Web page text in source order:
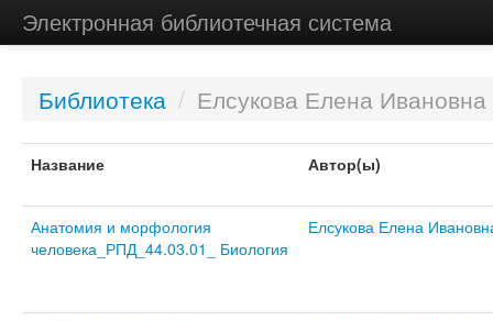
Электронная библиотечная система
Библиотека / Елсукова Елена Ивановна
Название Автор(ы)
Анатомия и морфология
человека_РПД_44.03.01_ Биология
Елсукова Елена